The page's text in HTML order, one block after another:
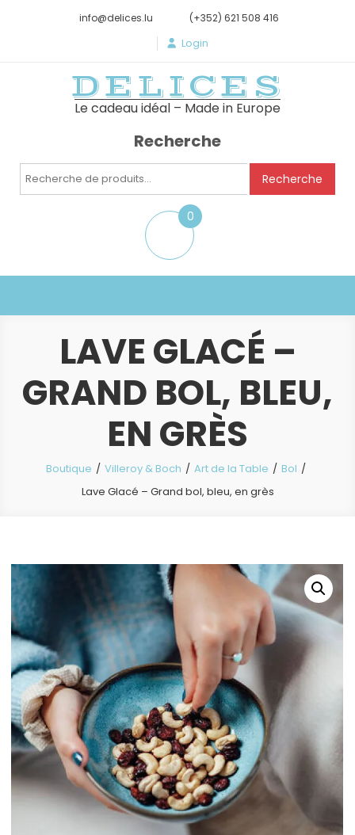
info@delices.lu (+352) 621 508 416
Login
DELICES
Le cadeau idéal – Made in Europe
Recherche
Recherche
Recherche
0
item
LAVE GLACÉ –
GRAND BOL, BLEU,
EN GRÈS
Boutique Villeroy & Boch Art de la Table
Bol
Lave Glacé – Grand bol, bleu, en grès